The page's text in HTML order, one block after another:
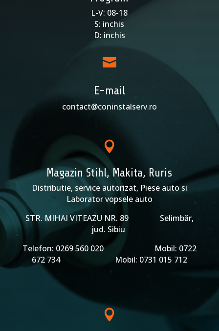
L-V: 08-18
S: inchis
D: inchis

E-mail
contact@coninstalserv.ro

Magazin Stihl, Makita, Ruris
Distributie, service autorizat, Piese auto si
Laborator vopsele auto
STR. MIHAI VITEAZU NR. 89 Selimbăr,
jud. Sibiu
Telefon: 0269 560 020 Mobil: 0722
672 734 Mobil: 0731 015 712
